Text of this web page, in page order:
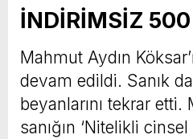
İNDİRİMSİZ
Mahmut Aydın
devam edildi. Sanık
beyanlarını tekrar
sanığın ‘Nitelikli